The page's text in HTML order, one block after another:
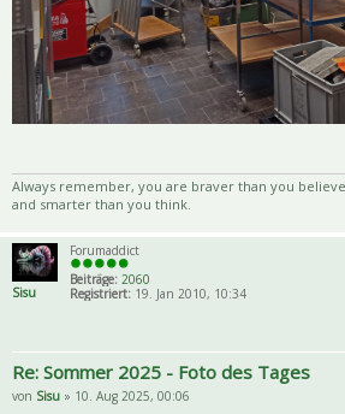
Always remember, you are braver than you
and smarter than you think.
Sisu
Forumaddict
Beiträge: 2060
Registriert:19. Jan 2010, 10:34
Re: Sommer 2025 - Foto des Tages
von Sisu » 10. Aug 2025, 00:06